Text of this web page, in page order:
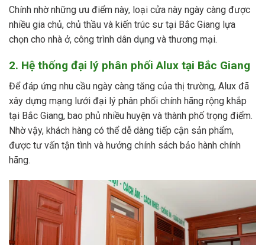
Chính nhờ những ưu điểm này, loại cửa này ngày càng được
nhiều gia chủ, chủ thầu và kiến trúc sư tại Bắc Giang lựa
chọn cho nhà ở, công trình dân dụng và thương mại.
2. Hệ thống đại lý phân phối Alux tại Bắc Giang
Để đáp ứng nhu cầu ngày càng tăng của thị trường, Alux đã
xây dựng mạng lưới đại lý phân phối chính hãng rộng khắp
tại Bắc Giang, bao phủ nhiều huyện và thành phố trọng điểm.
Nhờ vậy, khách hàng có thể dễ dàng tiếp cận sản phẩm,
được tư vấn tận tình và hưởng chính sách bảo hành chính
hãng.